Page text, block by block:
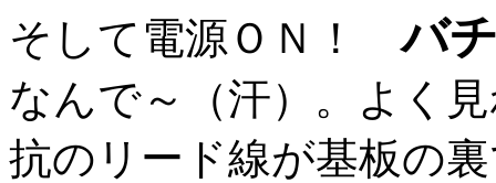
そして電源ＯＮ！バ
なんで～（汗）。よく
抗のリード線が基板の